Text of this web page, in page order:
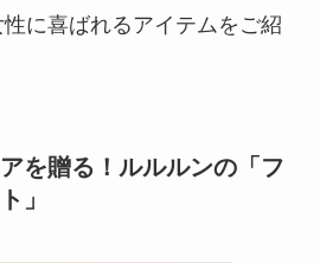
性に喜ばれるアイテムをご紹
を贈る！ルルルンの「フ
」